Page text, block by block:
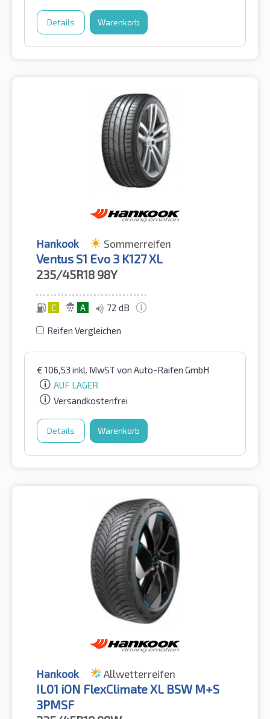
Details Warenkorb
Hankook Sommerreifen
Ventus S1 Evo 3 K127 XL
235/45R18 98Y
C A 72 dB
Reifen Vergleichen
€ 106,53 inkl. MwSTvon Auto-Raifen GmbH
AUF LAGER
Versandkostenfrei
Details Warenkorb
Hankook Allwetterreifen
IL01 iON FlexClimate XL BSW M+S
3PMSF